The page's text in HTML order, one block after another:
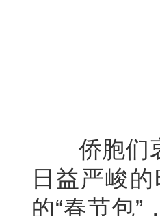
侨胞们衷
日益严峻
的“春节包